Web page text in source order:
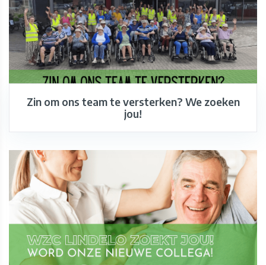
Zin om ons team te versterken? We zoeken
jou!